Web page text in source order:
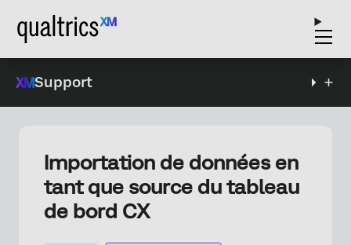
Support
Importation de données en
tant que source du tableau
de bord CX